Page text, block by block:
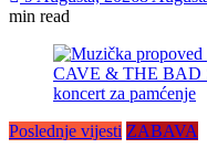
min read
Poslednje vijesti ZABAVA